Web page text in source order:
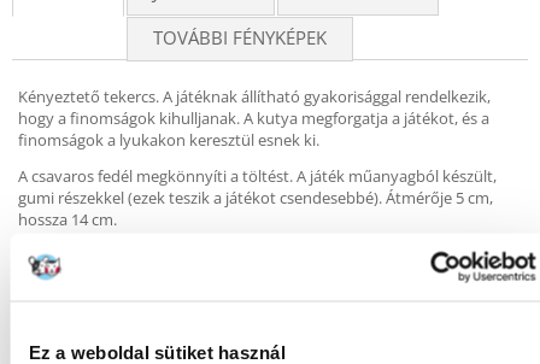
Ez a weboldal sütiket használ
TOVÁBBI FÉNYKÉPEK
Kényeztető tekercs. A játéknak állítható gyakorisággal rendelkezik,
hogy a finomságok kihulljanak. A kutya megforgatja a játékot, és a
finomságok a lyukakon keresztül esnek ki.
A csavaros fedél megkönnyíti a töltést. A játék műanyagból készült,
gumi részekkel (ezek teszik a játékot csendesebbé). Átmérője 5 cm,
hossza 14 cm.